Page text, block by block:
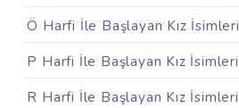
Ö Harfi İle Başlayan Kız İsimleri
P Harfi İle Başlayan Kız İsimleri
R Harfi İle Başlayan Kız İsimleri